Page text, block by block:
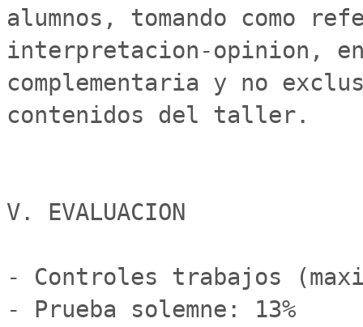
alumnos, tomando como
interpretacion-opinion,
complementaria y no
contenidos del taller.
V. EVALUACION
- Controles trabajos
- Prueba solemne: 13%